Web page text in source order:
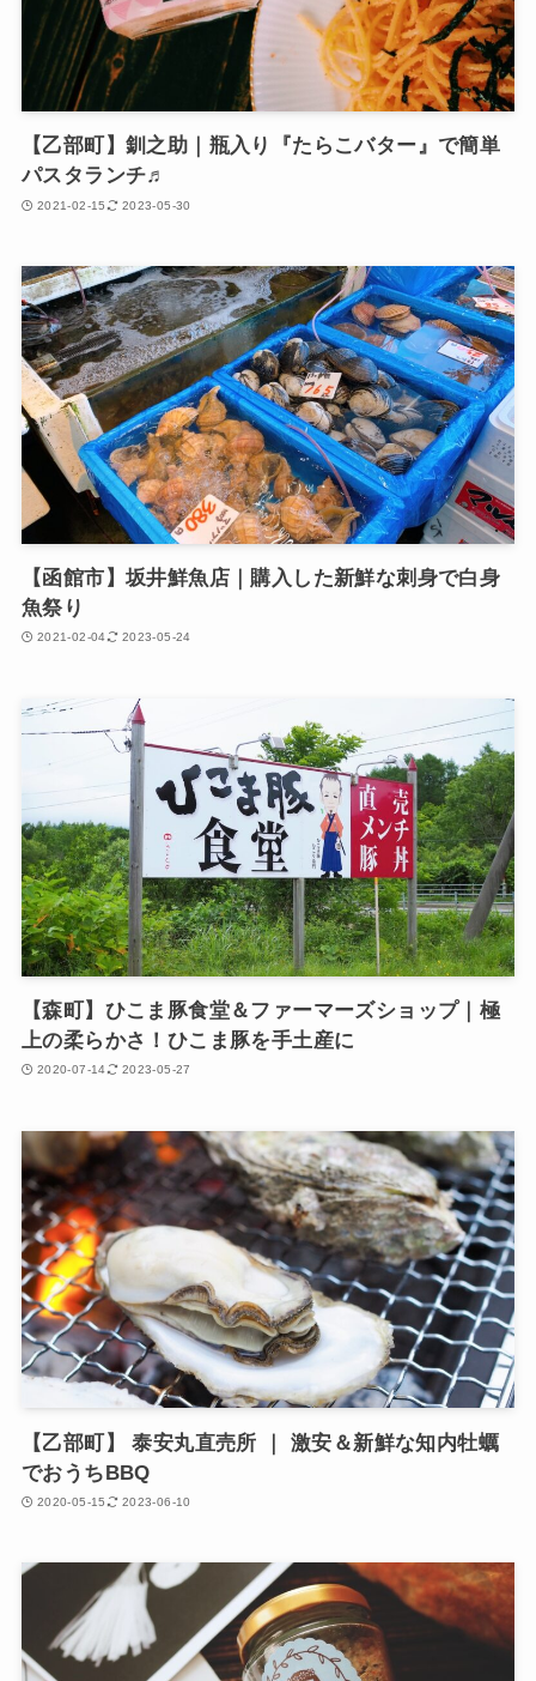
【乙部町】釧之助｜瓶入り『たらこバター』で簡単
パスタランチ♬
2021-02-15 2023-05-30
【函館市】坂井鮮魚店｜購入した新鮮な刺身で白身
魚祭り
2021-02-04 2023-05-24
【森町】ひこま豚食堂＆ファーマーズショップ｜極
上の柔らかさ！ひこま豚を手土産に
2020-07-14 2023-05-27
【乙部町】 泰安丸直売所 ｜ 激安＆新鮮な知内牡蠣
でおうちBBQ
2020-05-15 2023-06-10